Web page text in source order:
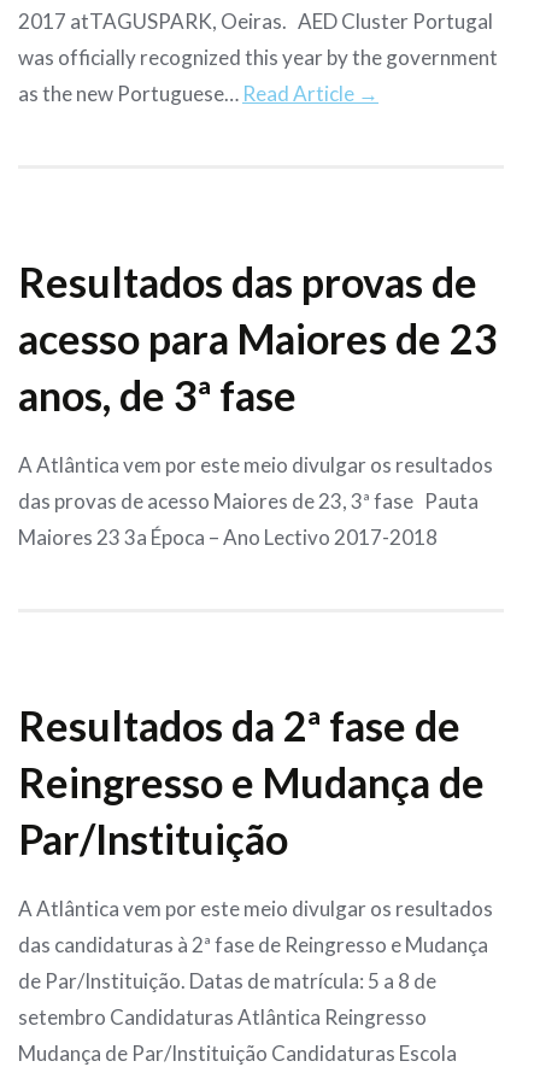
2017 atTAGUSPARK, Oeiras. AED Cluster Portugal
was officially recognized this year by the government
as the new Portuguese… Read Article →
Resultados das provas de
acesso para Maiores de 23
anos, de 3ª fase
A Atlântica vem por este meio divulgar os resultados
das provas de acesso Maiores de 23, 3ª fase Pauta
Maiores 23 3a Época – Ano Lectivo 2017-2018
Resultados da 2ª fase de
Reingresso e Mudança de
Par/Instituição
A Atlântica vem por este meio divulgar os resultados
das candidaturas à 2ª fase de Reingresso e Mudança
de Par/Instituição. Datas de matrícula: 5 a 8 de
setembro Candidaturas Atlântica Reingresso
Mudança de Par/Instituição Candidaturas Escola